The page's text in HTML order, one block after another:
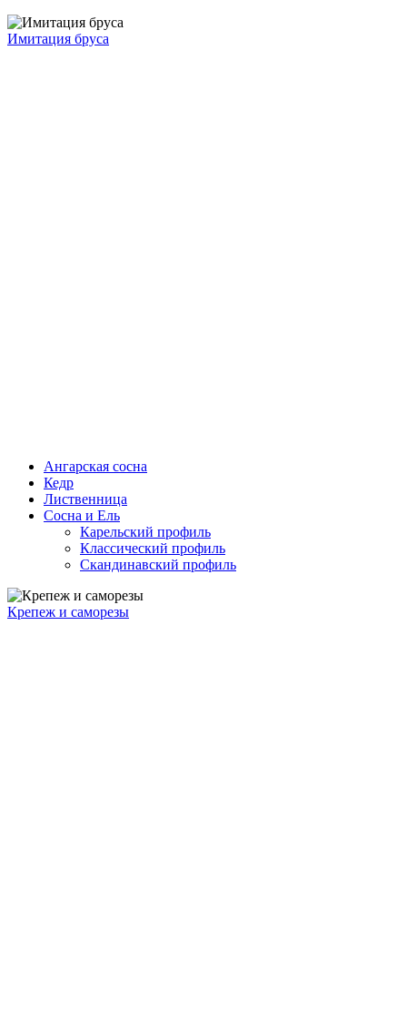
Имитация бруса
Ангарская сосна
Кедр
Лиственница
Сосна и Ель
Карельский профиль
Классический профиль
Скандинавский профиль
Крепеж и саморезы